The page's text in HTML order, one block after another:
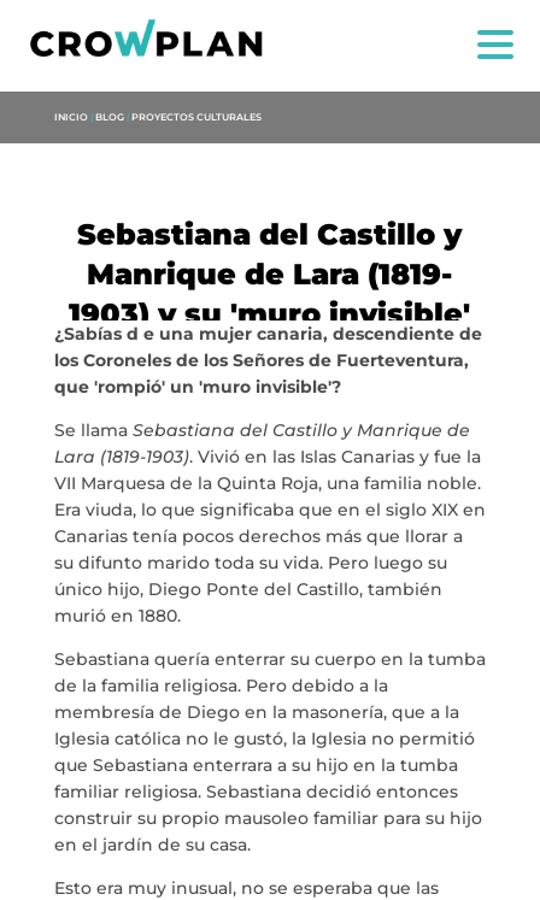
PROGETTI
MARIA ANCHIETA
BLOG
SPAZIO CULTURALE EL TANQUE
CONTATTO
EN NUESTROS OBJETIVOS
INICIO | BLOG | PROYECTOS CULTURALES
Sebastiana del Castillo y
Manrique de Lara (1819-
1903) y su 'muro invisible'
¿Sabías d e una mujer canaria, descendiente de
los Coroneles de los Señores de Fuerteventura,
que 'rompió' un 'muro invisible'?
Se llama Sebastiana del Castillo y Manrique de
Lara (1819-1903). Vivió en las Islas Canarias y fue la
VII Marquesa de la Quinta Roja, una familia noble.
Era viuda, lo que significaba que en el siglo XIX en
Canarias tenía pocos derechos más que llorar a
su difunto marido toda su vida. Pero luego su
único hijo, Diego Ponte del Castillo, también
murió en 1880.
Sebastiana quería enterrar su cuerpo en la tumba
de la familia religiosa. Pero debido a la
membresía de Diego en la masonería, que a la
Iglesia católica no le gustó, la Iglesia no permitió
que Sebastiana enterrara a su hijo en la tumba
familiar religiosa. Sebastiana decidió entonces
construir su propio mausoleo familiar para su hijo
en el jardín de su casa.
Esto era muy inusual, no se esperaba que las